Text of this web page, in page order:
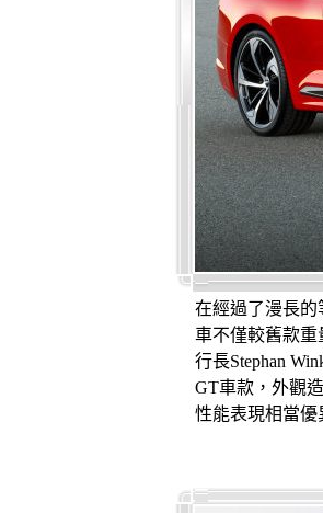
在經過了漫長的
車不僅較舊款重
行長Stephan
GT車款，外觀
性能表現相當優